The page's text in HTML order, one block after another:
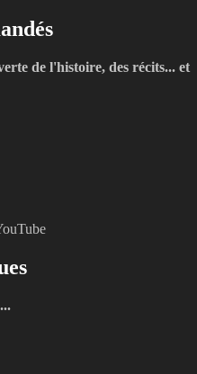
de l'histoire, des récits... et